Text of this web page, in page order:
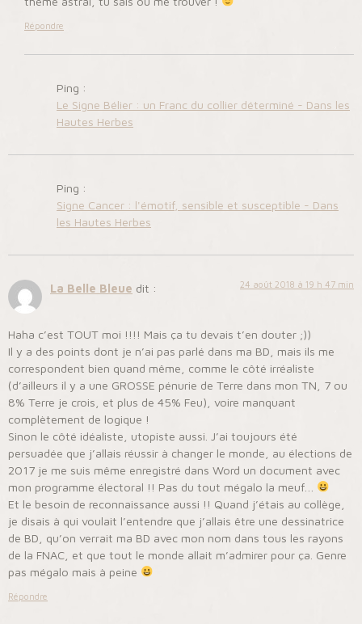
Répondre
Ping :
Le Signe Bélier : un Franc du collier déterminé - Dans les
Hautes Herbes
Ping :
Signe Cancer : l'émotif, sensible et susceptible - Dans
les Hautes Herbes
La Belle Bleue dit : 24 août 2018 à 19 h 47 min
Haha c’est TOUT moi !!!! Mais ça tu devais t’en douter ;))
Il y a des points dont je n’ai pas parlé dans ma BD, mais ils me
correspondent bien quand même, comme le côté irréaliste
(d’ailleurs il y a une GROSSE pénurie de Terre dans mon TN, 7 ou
8% Terre je crois, et plus de 45% Feu), voire manquant
complètement de logique !
Sinon le côté idéaliste, utopiste aussi. J’ai toujours été
persuadée que j’allais réussir à changer le monde, au élections de
2017 je me suis même enregistré dans Word un document avec
mon programme électoral !! Pas du tout mégalo la meuf…
Et le besoin de reconnaissance aussi !! Quand j’étais au collège,
je disais à qui voulait l’entendre que j’allais être une dessinatrice
de BD, qu’on verrait ma BD avec mon nom dans tous les rayons
de la FNAC, et que tout le monde allait m’admirer pour ça. Genre
pas mégalo mais à peine
Répondre